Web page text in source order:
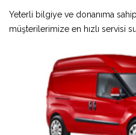
Yeterli bilgiye ve donanıma
müşterilerimize en hızlı servisi